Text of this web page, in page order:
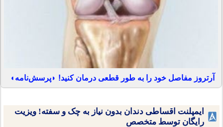
آرتروز مفاصل خود را به طور قطعی درمان کنید! ◗پرسش‌نامه◖
ایمپلنت اقساطی دندان بدون نیاز به چک و سفته! ویزیت
رایگان توسط متخصص